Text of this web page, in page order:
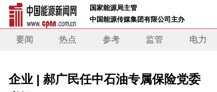
国家能源局主管
中国能源传媒集团有限公司主办
要闻 热点 参考 监管 电力
企业 | 郝广民任中石油专属保险党委